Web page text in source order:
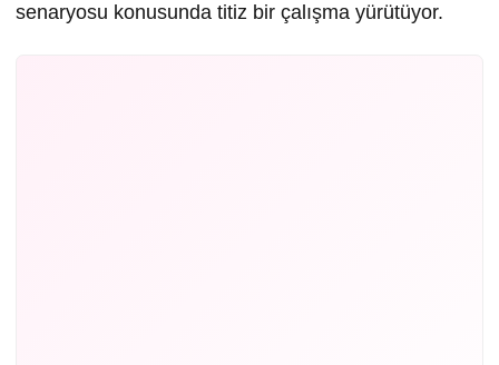
senaryosu konusunda titiz bir çalışma yürütüyor.